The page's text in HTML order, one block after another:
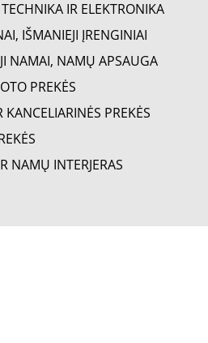
IR ELEKTRONIKA
IŠMANIEJI ĮRENGINIAI
NAMAI, NAMŲ APSAUGA
PREKĖS
KANCELIARINĖS PREKĖS
NAMŲ INTERJERAS